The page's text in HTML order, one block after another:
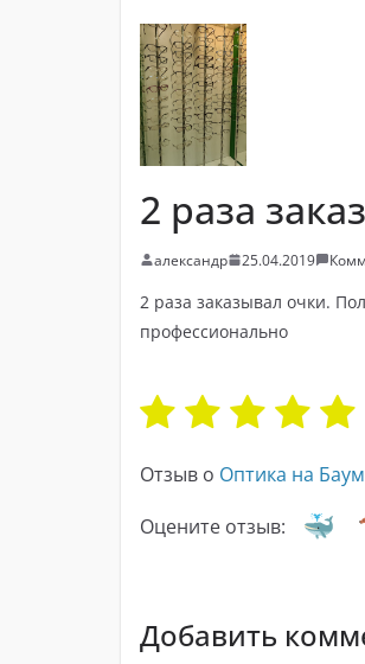
2 раза
александр 25.04.2019
2 раза заказывал очки.
профессионально
Отзыв о Оптика на
Оцените отзыв:
Добавить